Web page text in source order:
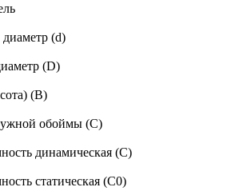
(d)
(D)
(B)
обоймы (C)
динамическая (C)
статическая (C0)